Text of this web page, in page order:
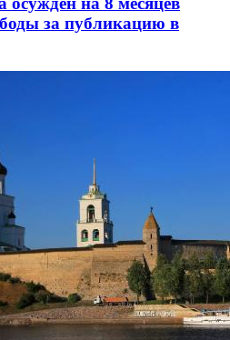
за публикацию в